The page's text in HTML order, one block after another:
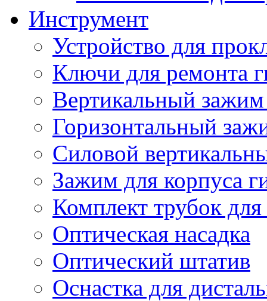
Инструмент
Устройство для
Ключи для ремонта
Вертикальный зажим
Горизонтальный
Силовой
Зажим для корпуса
Комплект трубок
Оптическая насадка
Оптический штатив
Оснастка для